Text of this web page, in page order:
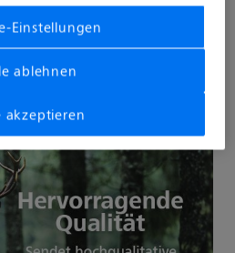
Händler finden
Einstellungen
ablehnen
akzeptieren